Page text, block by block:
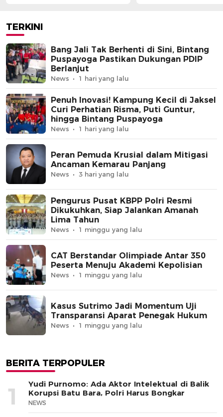
TERKINI
Bang Jali Tak Berhenti di Sini, Bintang
Puspayoga Pastikan Dukungan PDIP
Berlanjut
News 1 hari yang lalu
Penuh Inovasi! Kampung Kecil di Jaksel
Curi Perhatian Risma, Puti Guntur,
hingga Bintang Puspayoga
News 1 hari yang lalu
Peran Pemuda Krusial dalam Mitigasi
Ancaman Kemarau Panjang
News 3 hari yang lalu
Pengurus Pusat KBPP Polri Resmi
Dikukuhkan, Siap Jalankan Amanah
Lima Tahun
News 1 minggu yang lalu
CAT Berstandar Olimpiade Antar 350
Peserta Menuju Akademi Kepolisian
News 1 minggu yang lalu
Kasus Sutrimo Jadi Momentum Uji
Transparansi Aparat Penegak Hukum
News 1 minggu yang lalu
BERITA TERPOPULER
1
Yudi Purnomo: Ada Aktor Intelektual di Balik
Korupsi Batu Bara, Polri Harus Bongkar
NEWS